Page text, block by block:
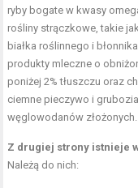
ryby bogate w kwasy
rośliny strączkowe , takie
białka roślinnego i błonnika,
produkty mleczne o
poniżej 2% tłuszczu oraz
ciemne pieczywo i
węglowodanów złożonych.
Z drugiej strony istnieje
Należą do nich: